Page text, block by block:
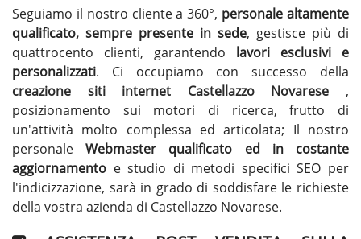
Seguiamo il nostro cliente a 360°, personale altamente
qualificato, sempre presente in sede, gestisce più di
quattrocento clienti, garantendo lavori esclusivi e
personalizzati. Ci occupiamo con successo della
creazione siti internet Castellazzo Novarese ,
posizionamento sui motori di ricerca, frutto di
un'attività molto complessa ed articolata; Il nostro
personaleWebmaster qualificato ed in costante
aggiornamento e studio di metodi specifici SEO per
l'indicizzazione, sarà in grado di soddisfare le richieste
della vostra azienda di Castellazzo Novarese.